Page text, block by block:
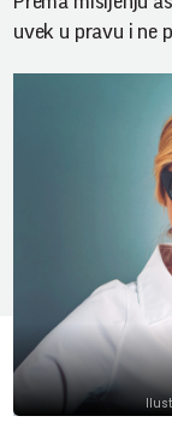
uvek u pravu i ne